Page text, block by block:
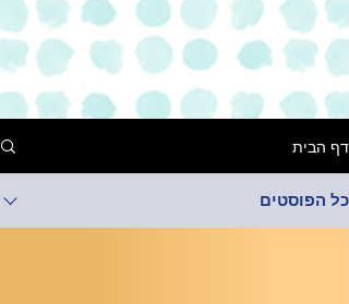
דף הבית
כל הפוסטים